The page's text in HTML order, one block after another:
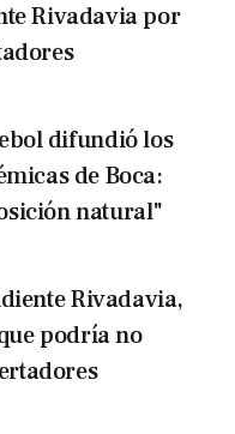
Rivadavia por
difundió los
de Boca:
natural"
Rivadavia,
podría no